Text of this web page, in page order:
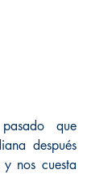
que
después
nos cuesta